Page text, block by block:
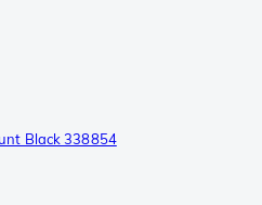
Black 338854